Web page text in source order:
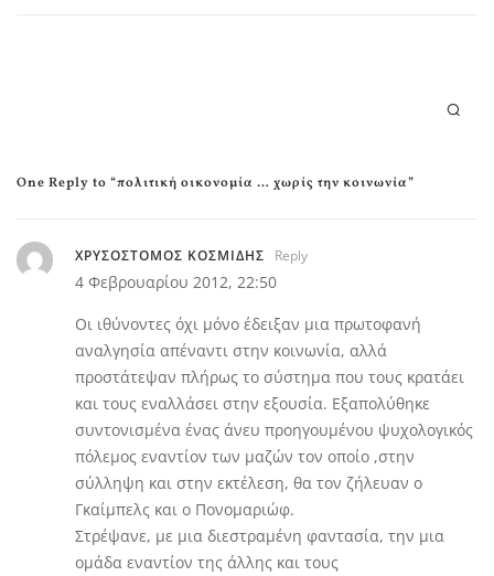
One Reply to “πολιτική οικονομία … χωρίς την κοινωνία”
ΧΡΥΣΟΣΤΟΜΟΣ ΚΟΣΜΙΔΗΣ Reply
4 Φεβρουαρίου 2012, 22:50
Οι ιθύνοντες όχι μόνο έδειξαν μια πρωτοφανή
αναλγησία απέναντι στην κοινωνία, αλλά
προστάτεψαν πλήρως το σύστημα που τους κρατάει
και τους εναλλάσει στην εξουσία. Εξαπολύθηκε
συντονισμένα ένας άνευ προηγουμένου ψυχολογικός
πόλεμος εναντίον των μαζών τον οποίο ,στην
σύλληψη και στην εκτέλεση, θα τον ζήλευαν ο
Γκαίμπελς και ο Πονομαριώφ.
Στρέψανε, με μια διεστραμένη φαντασία, την μια
ομάδα εναντίον της άλλης και τους